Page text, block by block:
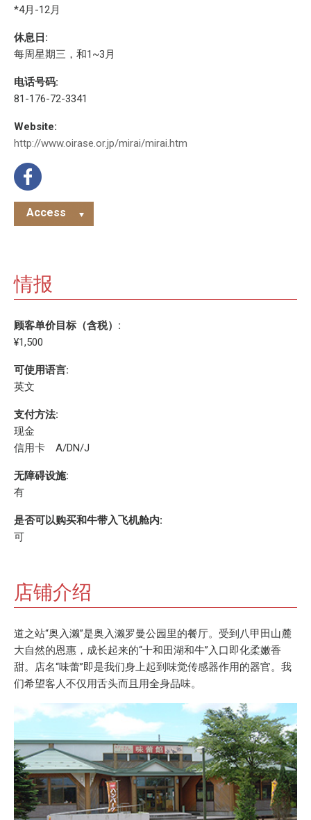
*4月-12月
休息日:
每周星期三，和1~3月
电话号码:
81-176-72-3341
Website:
http://www.oirase.or.jp/mirai/mirai.htm
Access
情报
顾客单价目标（含税）:
¥1,500
可使用语言:
英文
支付方法:
现金
信用卡 A/DN/J
无障碍设施:
有
是否可以购买和牛带入飞机舱内:
可
店铺介绍
道之站“奥入濑”是奥入濑罗曼公园里的餐厅。受到八甲田山麓
大自然的恩惠，成长起来的“十和田湖和牛”入口即化柔嫩香
甜。店名“味蕾”即是我们身上起到味觉传感器作用的器官。我
们希望客人不仅用舌头而且用全身品味。